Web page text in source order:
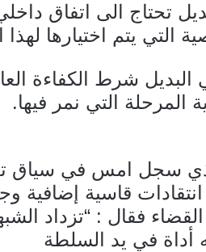
تحتاج الى اتفاق
التي يتم اختيارها
البديل شرط الكفاءة
المرحلة التي نمر فيها.
الذي سجل امس في سياق
قاسية إضافية
فقال : “تزداد
أداة في يد السلطة